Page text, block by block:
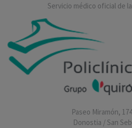
Servicio médico oficial de
Paseo Miramón,
Donostia / San